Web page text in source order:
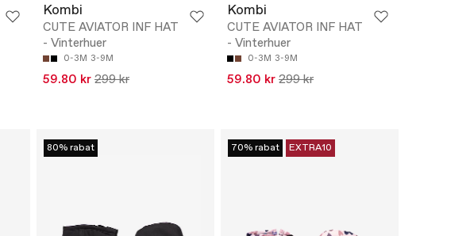
Kombi
CUTE AVIATOR INF HAT
- Vinterhuer
0-3M 3-9M
59.80 kr 299 kr
Kombi
CUTE AVIATOR INF HAT
- Vinterhuer
0-3M 3-9M
59.80 kr 299 kr
80% rabat 70% rabat EXTRA10